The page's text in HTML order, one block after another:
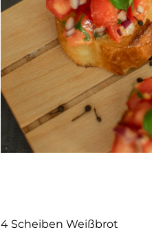
4 Scheiben Weißbrot